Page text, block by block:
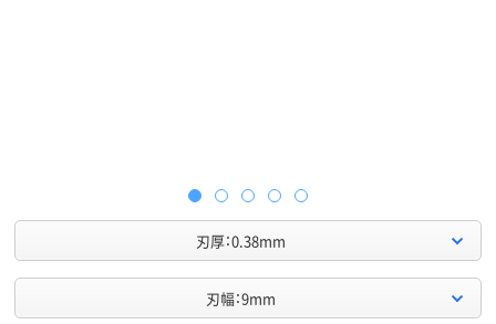
刃厚：0.38mm
刃幅：9mm